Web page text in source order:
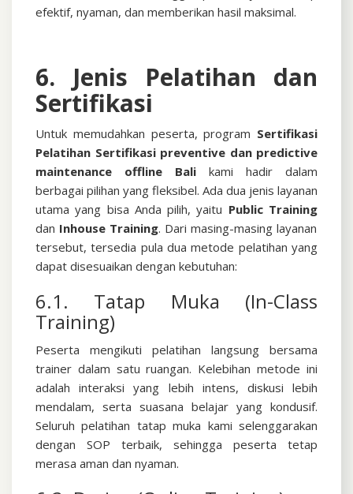
efektif, nyaman, dan memberikan hasil maksimal.
6. Jenis Pelatihan dan
Sertifikasi
Untuk memudahkan peserta, program Sertifikasi
Pelatihan Sertifikasi preventive dan predictive
maintenance offline Bali
kami hadir dalam
berbagai pilihan yang fleksibel. Ada dua jenis layanan
utama yang bisa Anda pilih, yaitu Public Training
dan Inhouse Training. Dari masing-masing layanan
tersebut, tersedia pula dua metode pelatihan yang
dapat disesuaikan dengan kebutuhan:
6.1. Tatap Muka (In-Class
Training)
Peserta mengikuti pelatihan langsung bersama
trainer dalam satu ruangan. Kelebihan metode ini
adalah interaksi yang lebih intens, diskusi lebih
mendalam, serta suasana belajar yang kondusif.
Seluruh pelatihan tatap muka kami selenggarakan
dengan SOP terbaik, sehingga peserta tetap
merasa aman dan nyaman.